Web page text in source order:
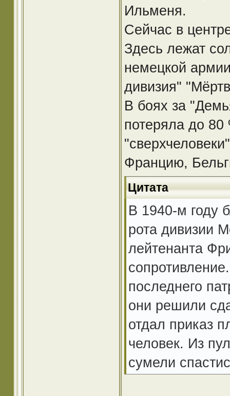
Ильменя.
Сейчас в
Здесь лежат
немецкой
дивизия"
В боях за
потеряла до 80
Францию,
Цитата
В 1940-м году
рота дивизии
лейтенанта
последнего
они решили
отдал приказ
человек. Из
сумели